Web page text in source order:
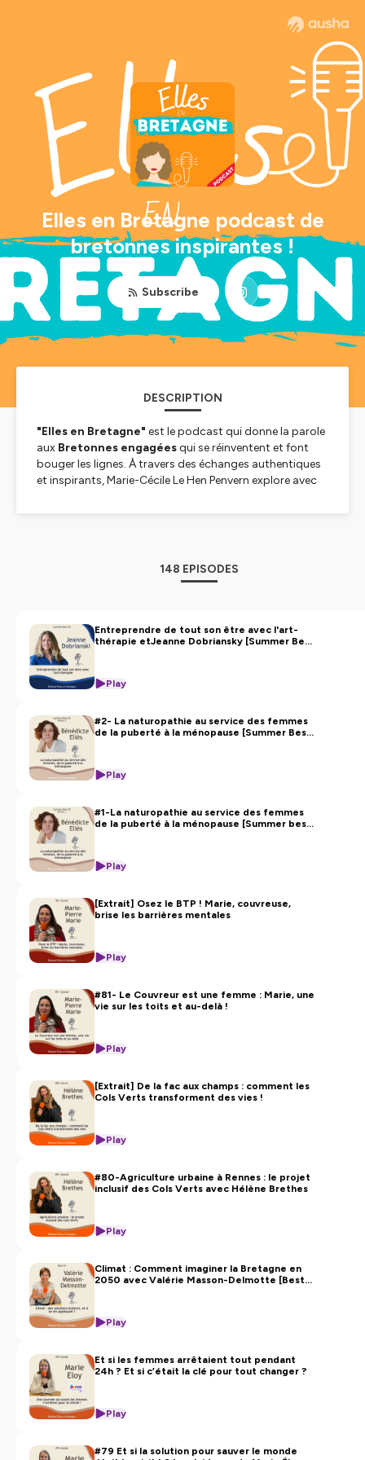
Elles en Bretagne podcast de
bretonnes inspirantes !
Subscribe
DESCRIPTION
"Elles en Bretagne" est le podcast qui donne la parole
aux Bretonnes engagéesqui se réinventent et font
bouger les lignes. À travers des échanges authentiques
et inspirants, Marie-Cécile Le Hen Penvern explore avec
une plongée dans des histoires humaines et porteuses
de sens, ancrées dans le territoire breton.
Hébergé par Ausha. Visitezausha.co/politique-de-
confidentialite
148 EPISODES
Entreprendre de tout son être avec l'art-
thérapie etJeanne Dobriansky [Summer Best
Play
#2- La naturopathie au service des femmes
de la puberté à la ménopause [Summer Best
Play
#1-La naturopathie au service des femmes
de la puberté à la ménopause [Summer best
Play
[Extrait] Osez le BTP ! Marie, couvreuse,
brise les barrières mentales
Play
#81- Le Couvreur est une femme : Marie, une
vie sur les toits et au-delà !
Play
[Extrait] De la fac aux champs : comment les
Cols Verts transforment des vies !
Play
#80-Agriculture urbaine à Rennes : le projet
inclusif des Cols Verts avec Hélène Brethes
Play
Climat : Comment imaginer la Bretagne en
2050 avec Valérie Masson-Delmotte [Best
Play
Et si les femmes arrêtaient tout pendant
24h ? Et si c’était la clé pour tout changer ?
Play
#79 Et si la solution pour sauver le monde